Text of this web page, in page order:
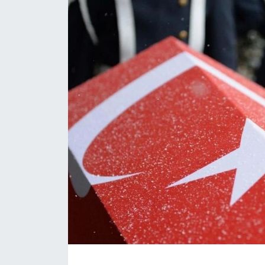
Daday Haberleri
Devrekani Haberleri
Doğanyurt Haberleri
Hanönü Haberleri
İhsangazi Haberleri
İnebolu Haberleri
Küre Haberleri
Merkez Haberleri